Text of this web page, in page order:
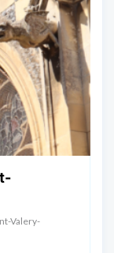
Valery-